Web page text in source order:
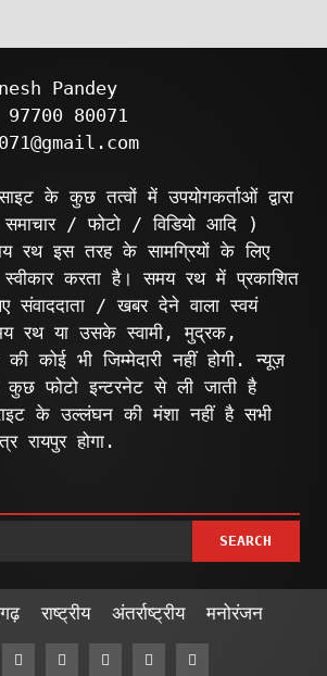
Pandey
80071
के कुछ तत्वों में उपयोगकर्ताओं द्वारा
/ फोटो / विडियो आदि )
रथ इस तरह के सामग्रियों के लिए
स्वीकार करता है। समय रथ में प्रकाशित
संवाददाता / खबर देने वाला स्वयं
रथ या उसके स्वामी, मुद्रक,
कोई भी जिम्मेदारी नहीं होगी. न्यूज़
कुछ फोटो इन्टरनेट से ली जाती है
के उल्लंघन की मंशा नहीं है सभी
रायपुर होगा.
SEARCH
राष्ट्रीय अंतर्राष्ट्रीय मनोरंजन
TwitterLinkedin
VK YoutubeInstagram